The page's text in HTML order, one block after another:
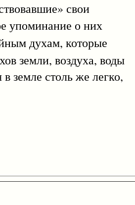
свои
упоминание о них
духам, которые
земли, воздуха, воды
земле столь же легко,